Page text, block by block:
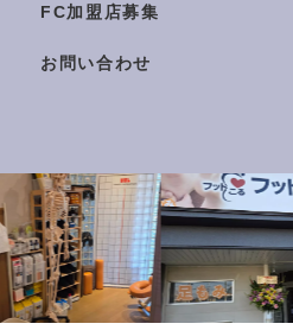
FC加盟店募集
お問い合わせ